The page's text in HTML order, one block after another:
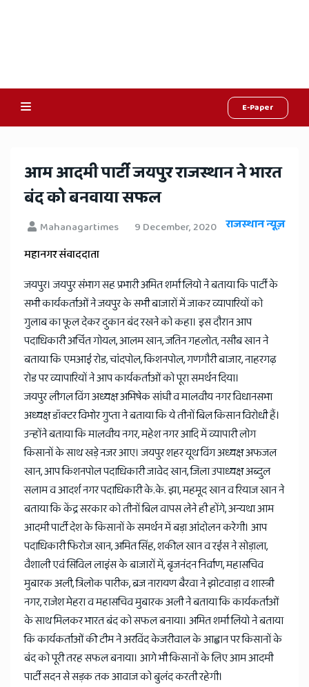
E-Paper
Hindi
News,
Hindi
Samachar,
Jaipur
Rajasthan
News
आम आदमी पार्टी जयपुर राजस्थान ने भारत
बंद को बनवाया सफल
Mahanagartimes 9 December, 2020 राजस्थान न्यूज़
महानगर संवाददाता
जयपुर। जयपुर संभाग सह प्रभारी अमित शर्मा लियो ने बताया कि पार्टी के
सभी कार्यकर्ताओं ने जयपुर के सभी बाजारों में जाकर व्यापारियों को
गुलाब का फूल देकर दुकान बंद रखने को कहा। इस दौरान आप
पदाधिकारी अर्चित गोयल, आलम खान, जतिन गहलोत, नसीब खान ने
बताया कि एमआई रोड, चांदपोल, किशनपोल, गणगौरी बाजार, नाहरगढ़
रोड पर व्यापारियों ने आप कार्यकर्ताओं को पूरा समर्थन दिया।
जयपुर लीगल विंग अध्यक्ष अभिषेक सांघी व मालवीय नगर विधानसभा
अध्यक्ष डॉक्टर विभोर गुप्ता ने बताया कि ये तीनों बिल किसान विरोधी हैं।
उन्होंने बताया कि मालवीय नगर, महेश नगर आदि में व्यापारी लोग
किसानों के साथ खड़े नजर आए। जयपुर शहर यूथ विंग अध्यक्ष अफजल
खान, आप किशनपोल पदाधिकारी जावेद खान, जिला उपाध्यक्ष अब्दुल
सलाम व आदर्श नगर पदाधिकारी के.के. झा, महमूद खान व रियाज खान ने
बताया कि केंद्र सरकार को तीनों बिल वापस लेने ही होंगे, अन्यथा आम
आदमी पार्टी देश के किसानों के समर्थन में बड़ा आंदोलन करेगी। आप
पदाधिकारी फिरोज खान, अमित सिंह, शकील खान व रईस ने सोड़ाला,
वैशाली एवं सिविल लाइंस के बाजारों में, बृजनंदन निर्वाण, महासचिव
मुबारक अली, त्रिलोक पारीक, ब्रज नारायण बैरवा ने झोटवाड़ा व शास्त्री
नगर, राजेश मेहरा व महासचिव मुबारक अली ने बताया कि कार्यकर्ताओं
के साथ मिलकर भारत बंद को सफल बनाया। अमित शर्मा लियो ने बताया
कि कार्यकर्ताओं की टीम ने अरविंद केजरीवाल के आह्वान पर किसानों के
बंद को पूरी तरह सफल बनाया। आगे भी किसानों के लिए आम आदमी
पार्टी सदन से सड़क तक आवाज को बुलंद करती रहेगी।